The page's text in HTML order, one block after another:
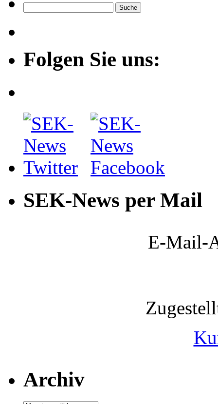
Folgen Sie uns:
SEK-News per Mail
E-Mail-
Archiv